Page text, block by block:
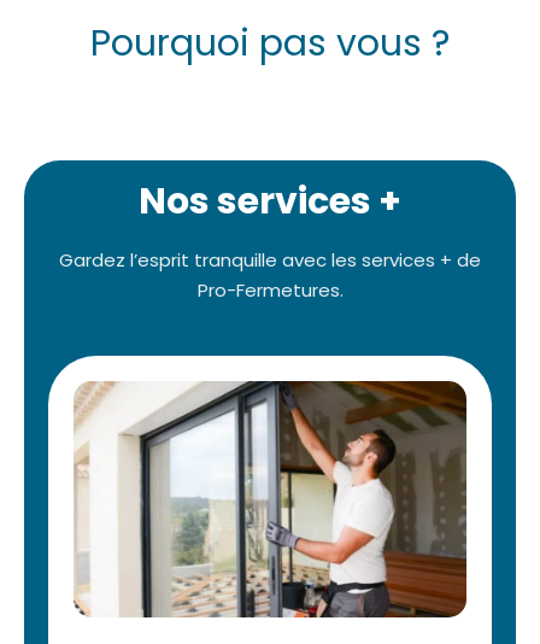
Pourquoi pas vous ?
Nos services +
Gardez l’esprit tranquille avec les services + de
Pro-Fermetures.